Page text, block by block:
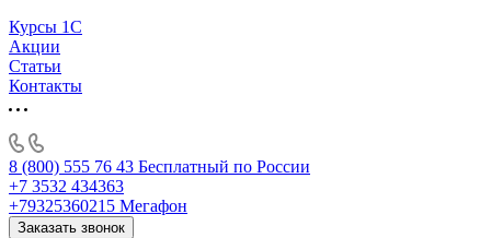
Курсы 1С
Акции
Статьи
Контакты
8 (800) 555 76 43 Бесплатный по России
+7 3532 434363
+79325360215 Мегафон
Заказать звонок